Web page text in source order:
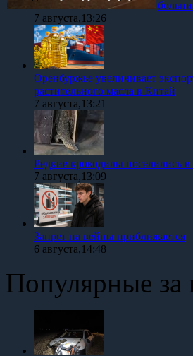
7 августа,13:26
Оренбуржье увеличивает
растительного масла в Китай
7 августа,13:21
Редкие крокодилы поселились
7 августа,13:09
Запрет на вейпы приближается
6 августа,14:48
Популярные за